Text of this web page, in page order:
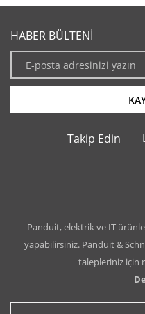
HABER BÜLTENİ
Takip Edin
Panduit, elektrik ve IT
yapabilirsiniz. Panduit &
talepleriniz için